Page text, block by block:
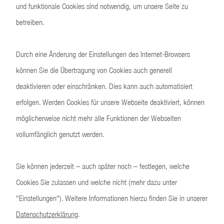
Wie du und ich
”Bei Heckler & Koch gibt es ein sehr gutes
Arbeitsklima mit hilfsbereiten
und funktionale Cookies sind notwendig, um unsere Seite zu
betreiben.
Durch eine Änderung der Einstellungen des Internet-Browsers
können Sie die Übertragung von Cookies auch generell
deaktivieren oder einschränken. Dies kann auch automatisiert
erfolgen. Werden Cookies für unsere Webseite deaktiviert, können
möglicherweise nicht mehr alle Funktionen der Webseiten
vollumfänglich genutzt werden.
Sie können jederzeit – auch später noch – festlegen, welche
Cookies Sie zulassen und welche nicht (mehr dazu unter
"Einstellungen"). Weitere Informationen hierzu finden Sie in unserer
Datenschutzerklärung.